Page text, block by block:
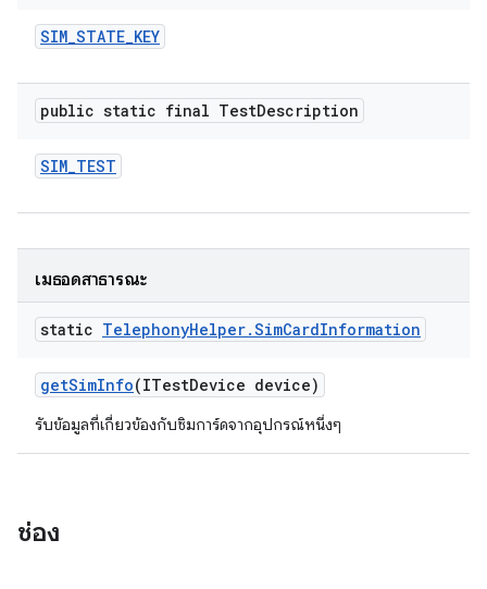
SIM_STATE_KEY
public static final TestDescription
SIM_TEST
เมธอดสาธารณะ
static TelephonyHelper.SimCardInformation
getSimInfo(ITestDevice device)
รับข้อมูลที่เกี่ยวข้องกับซิมการ์ดจากอุปกรณ์หนึ่งๆ
ช่อง